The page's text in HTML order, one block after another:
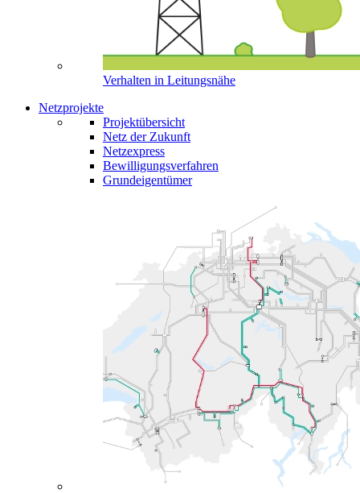
Verhalten in Leitungsnähe
Netzprojekte
Projektübersicht
Netz der Zukunft
Netzexpress
Bewilligungsverfahren
Grundeigentümer